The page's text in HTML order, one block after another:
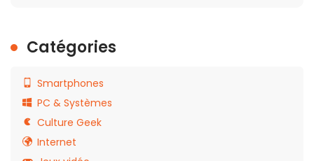
Catégories
Smartphones
PC & Systèmes
Culture Geek
Internet